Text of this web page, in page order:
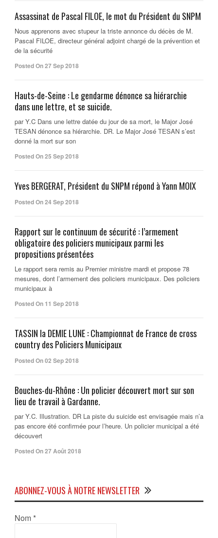
Assassinat de Pascal FILOE, le mot du Président du SNPM
Nous apprenons avec stupeur la triste annonce du décès de M.
Pascal FILOE, directeur général adjoint chargé de la prévention et
de la sécurité
Posted On 27 Sep 2018
Hauts-de-Seine : Le gendarme dénonce sa hiérarchie
dans une lettre, et se suicide.
par Y.C Dans une lettre datée du jour de sa mort, le Major José
TESAN dénonce sa hiérarchie. DR. Le Major José TESAN s’est
donné la mort sur son
Posted On 25 Sep 2018
Yves BERGERAT, Président du SNPM répond à Yann MOIX
Posted On 24 Sep 2018
Rapport sur le continuum de sécurité : l’armement
obligatoire des policiers municipaux parmi les
propositions présentées
Le rapport sera remis au Premier ministre mardi et propose 78
mesures, dont l’armement des policiers municipaux. Des policiers
municipaux à
Posted On 11 Sep 2018
TASSIN la DEMIE LUNE : Championnat de France de cross
country des Policiers Municipaux
Posted On 02 Sep 2018
Bouches-du-Rhône : Un policier découvert mort sur son
lieu de travail à Gardanne.
par Y.C. Illustration. DR La piste du suicide est envisagée mais n’a
pas encore été confirmée pour l’heure. Un policier municipal a été
découvert
Posted On 27 Août 2018
ABONNEZ-VOUS À NOTRE NEWSLETTER
Nom *